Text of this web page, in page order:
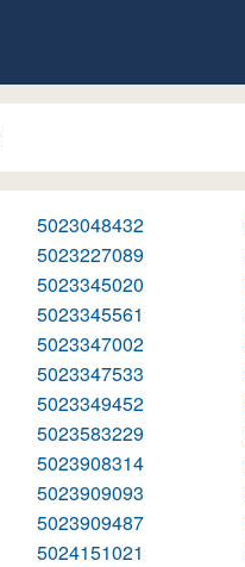
5023048432
5023227089
5023345020
5023345561
5023347002
5023347533
5023349452
5023583229
5023908314
5023909093
5023909487
5024151021